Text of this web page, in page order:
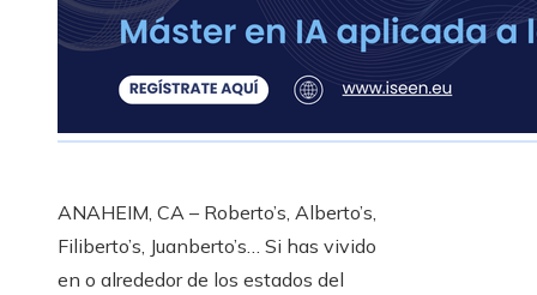
ANAHEIM, CA – Roberto’s, Alberto’s,
Filiberto’s, Juanberto’s… Si has vivido
en o alrededor de los estados del